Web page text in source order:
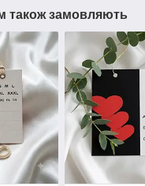
також замовляють